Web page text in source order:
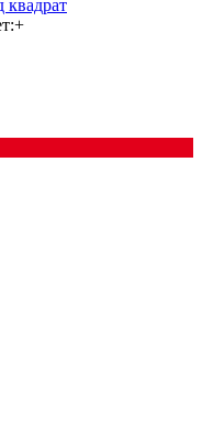
квадрат
+